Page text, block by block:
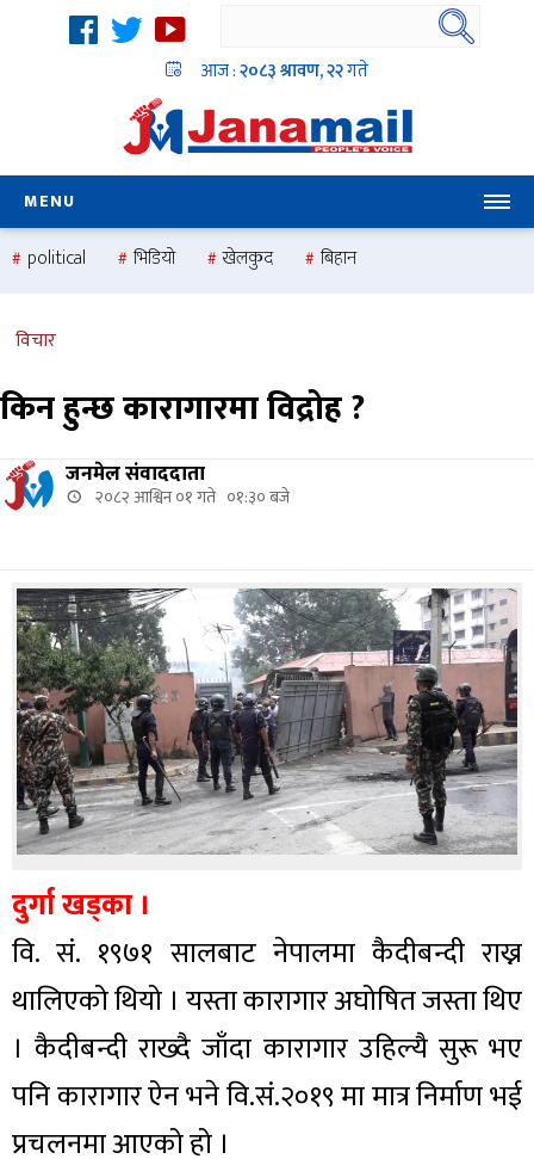
आज :२०८३ श्रावण, २२गते
MENU
political भिडियो खेलकुद
बिहान
national
विचार
किन हुन्छ कारागारमा विद्रोह ?
जनमेल संवाददाता
२०८२ आश्विन ०१ गते ०१:३० बजे
दुर्गा खड्का ।
वि. सं. १९७१ सालबाट नेपालमा कैदीबन्दी राख्न
थालिएको थियो । यस्ता कारागार अघोषित जस्ता थिए
। कैदीबन्दी राख्दै जाँदा कारागार उहिल्यै सुरू भए
पनि कारागार ऐन भने वि.सं.२०१९ मा मात्र निर्माण भई
प्रचलनमा आएको हो ।